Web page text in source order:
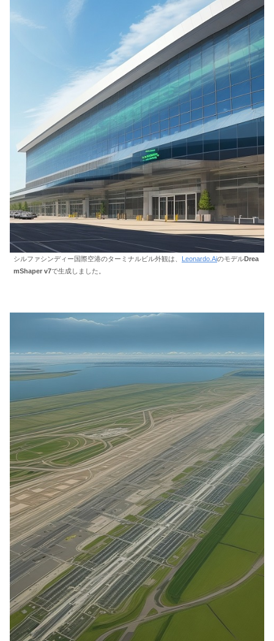
シルファシンディー国際空港のターミナルビル外観は、 Leonardo.AiのモデルDrea
mShaper v7で生成しました。